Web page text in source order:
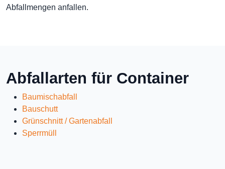
Abfallmengen anfallen.
Abfallarten für Container
Baumischabfall
Bauschutt
Grünschnitt / Gartenabfall
Sperrmüll